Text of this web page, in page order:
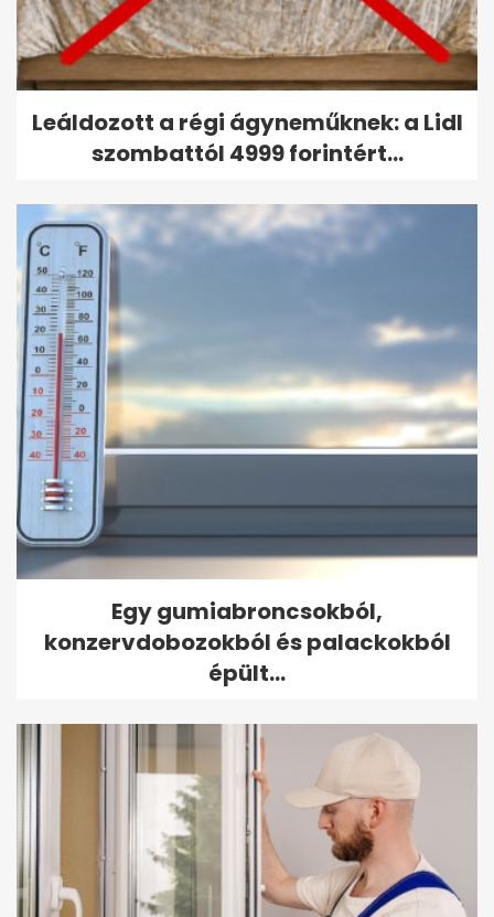
Leáldozott a régi ágyneműknek: a Lidl
szombattól 4999 forintért...
Egy gumiabroncsokból,
konzervdobozokból és palackokból
épült...